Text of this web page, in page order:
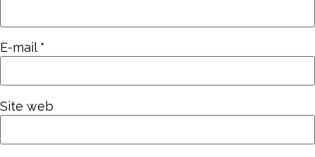
E-mail*
Site web